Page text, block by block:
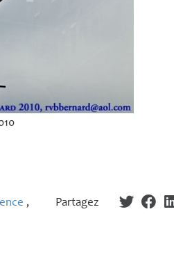
,
Partagez